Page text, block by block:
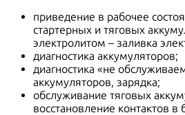
приведение в рабочее
стартерных и тяговых
электролитом – заливка
диагностика аккумуляторов;
диагностика «не
аккумуляторов, зарядка;
обслуживание тяговых
восстановление контактов в